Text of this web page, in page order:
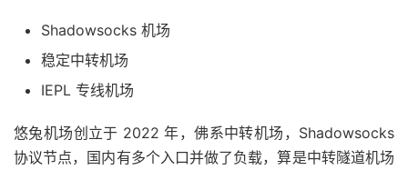
Shadowsocks 机场
稳定中转机场
IEPL 专线机场
悠兔机场创立于 2022 年，佛系中转机场，Shadowsocks
协议节点，国内有多个入口并做了负载，算是中转隧道机场